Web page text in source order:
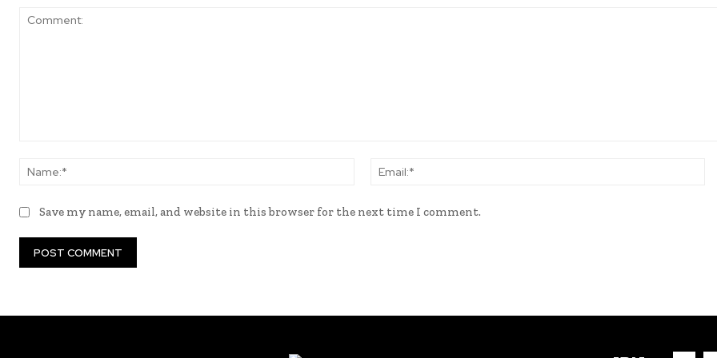
Name:*
Save my name, email, and website in this browser for the next time I comment.